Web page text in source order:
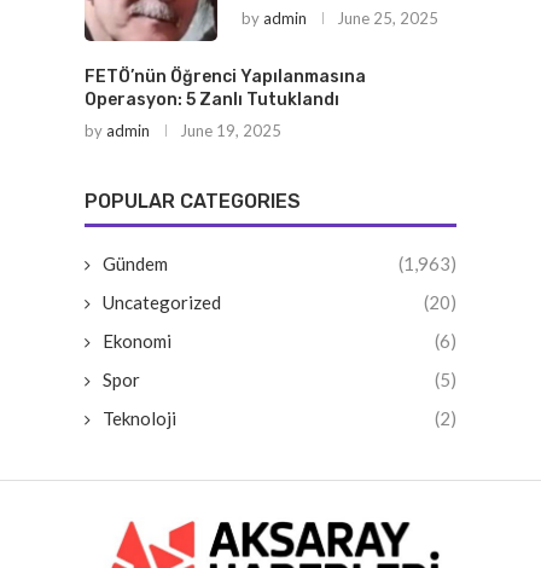
byadmin June 25, 2025
FETÖ’nün Öğrenci Yapılanmasına
Operasyon: 5 Zanlı Tutuklandı
byadmin June 19, 2025
POPULAR CATEGORIES
Gündem
(1,963)
Uncategorized
(20)
Ekonomi
(6)
Spor
(5)
Teknoloji
(2)